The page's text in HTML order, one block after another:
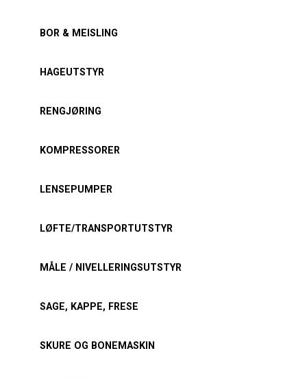
BOR & MEISLING
HAGEUTSTYR
RENGJØRING
KOMPRESSORER
LENSEPUMPER
LØFTE/TRANSPORTUTSTYR
MÅLE / NIVELLERINGSUTSTYR
SAGE, KAPPE, FRESE
SKURE OG BONEMASKIN